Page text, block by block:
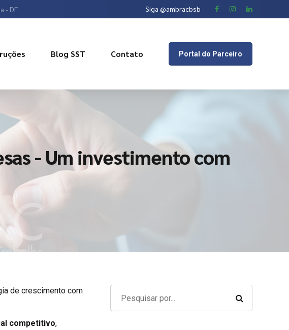
- DF Siga @ambracbsb
Portal do Parceiro
Blog SST Contato
- Um investimento com
de crescimento com
competitivo,